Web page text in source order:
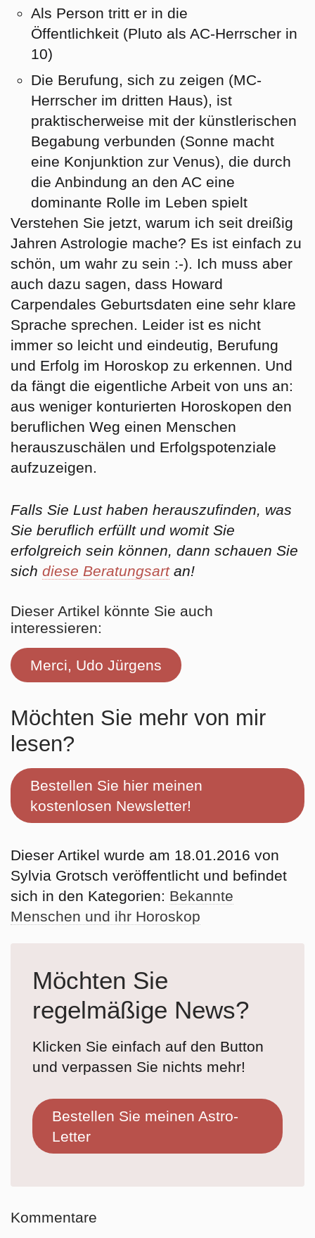
Als Person tritt er in die
Öffentlichkeit (Pluto als AC-Herrscher in
10)
Die Berufung, sich zu zeigen (MC-
Herrscher im dritten Haus), ist
praktischerweise mit der künstlerischen
Begabung verbunden (Sonne macht
eine Konjunktion zur Venus), die durch
die Anbindung an den AC eine
dominante Rolle im Leben spielt
Verstehen Sie jetzt, warum ich seit dreißig
Jahren Astrologie mache? Es ist einfach zu
schön, um wahr zu sein :-). Ich muss aber
auch dazu sagen, dass Howard
Carpendales Geburtsdaten eine sehr klare
Sprache sprechen. Leider ist es nicht
immer so leicht und eindeutig, Berufung
und Erfolg im Horoskop zu erkennen. Und
da fängt die eigentliche Arbeit von uns an:
aus weniger konturierten Horoskopen den
beruflichen Weg einen Menschen
herauszuschälen und Erfolgspotenziale
aufzuzeigen.
Falls Sie Lust haben herauszufinden, was
Sie beruflich erfüllt und womit Sie
erfolgreich sein können, dann schauen Sie
sich diese Beratungsartan!
Dieser Artikel könnte Sie auch
interessieren:
Merci, Udo Jürgens
Möchten Sie mehr von mir
lesen?
Bestellen Sie hier meinen
kostenlosen Newsletter!
Dieser Artikel wurde am 18.01.2016 von
Sylvia Grotsch veröffentlicht und befindet
sich in den Kategorien: Bekannte
Menschen und ihr Horoskop
Möchten Sie
regelmäßige News?
Klicken Sie einfach auf den Button
und verpassen Sie nichts mehr!
Bestellen Sie meinen Astro-
Letter
Kommentare